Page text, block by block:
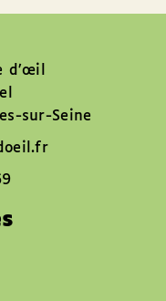
d’œil
sur-Seine